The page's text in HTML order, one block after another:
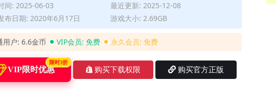
间: 2025-06-03
最近更新: 2025-12-08
布日期: 2020年6月17日
游戏大小: 2.69GB
用户: 6.6金币 VIP会员: 免费 永久会员: 免费
VIP限时优惠
限时3折
购买下载权限 购买官方正版